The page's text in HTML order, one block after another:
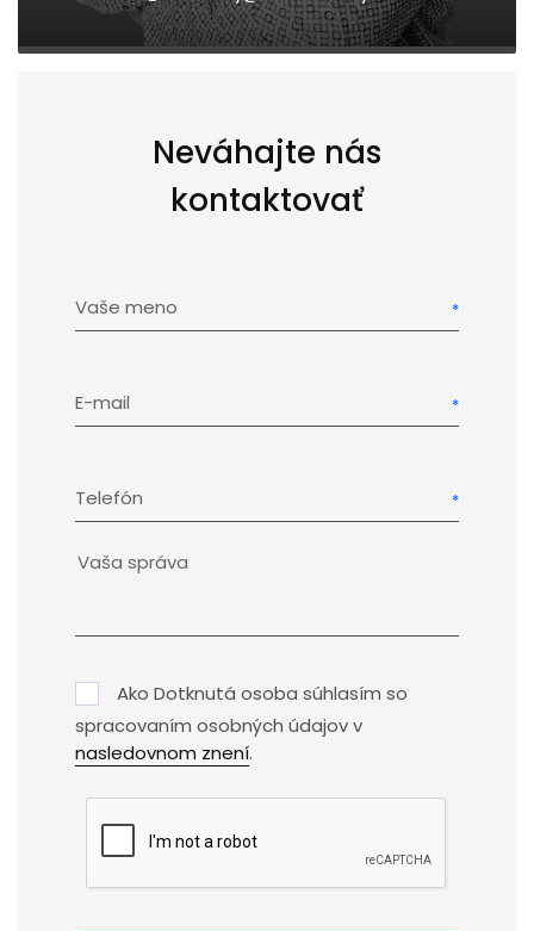
Neváhajte nás
kontaktovať
Vaše meno
E-mail
Telefón
Ako Dotknutá osoba súhlasím so
spracovaním osobných údajov v
nasledovnom znení.